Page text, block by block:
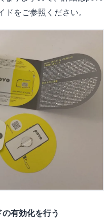
をご参照ください。
有効化を行う